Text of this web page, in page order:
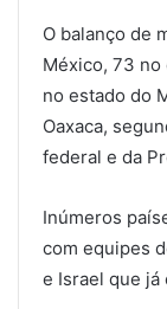
O balanço de
México, 73 no
no estado do
Oaxaca,
federal e da
Inúmeros
com equipes
e Israel que já